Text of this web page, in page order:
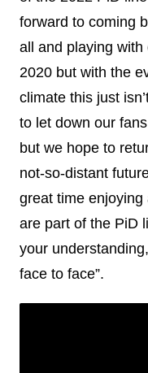
forward to coming
all and playing
2020 but with the
climate this just
to let down our
but we hope to
not-so-distant
great time
are part of the PiD
your
face to face”.